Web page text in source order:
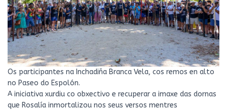
Os participantes na Inchadiña Branca Vela, cos remos en alto
no Paseo do Espolón.
A iniciativa xurdiu co obxectivo e recuperar a imaxe das dornas
que Rosalía inmortalizou nos seus versos mentres